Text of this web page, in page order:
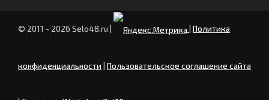
© 2011 - 2026 Selo48.ru Политика
конфиденциальности Пользовательское соглашение сайта